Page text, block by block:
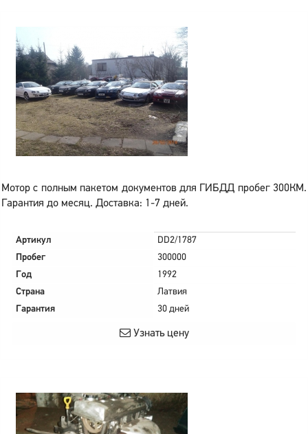
Мотор с полным пакетом документов для ГИБДД пробег 300КМ.
Гарантия до месяц. Доставка: 1-7 дней.
Артикул
DD2/1787
Пробег
300000
Год
1992
Страна
Латвия
Гарантия
30 дней
Узнать цену